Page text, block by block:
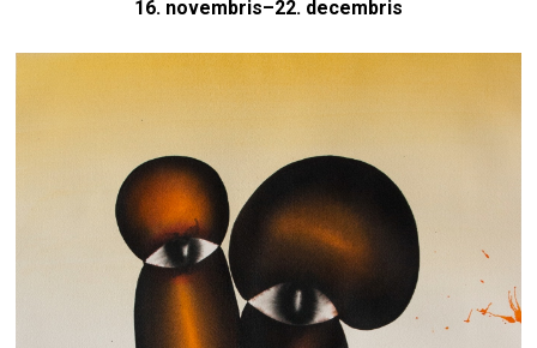
16. novembris–22. decembris